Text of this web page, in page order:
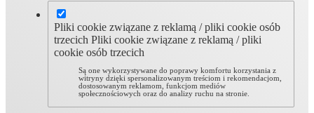
Pliki cookie związane z reklamą / pliki cookie osób
trzecich Pliki cookie związane z reklamą / pliki
cookie osób trzecich
Są one wykorzystywane do poprawy komfortu korzystania z
witryny dzięki spersonalizowanym treściom i rekomendacjom,
dostosowanym reklamom, funkcjom mediów
społecznościowych oraz do analizy ruchu na stronie.